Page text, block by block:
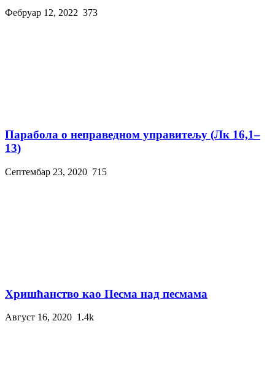
Фебруар 12, 2022 373
Парабола о неправедном управитељу (Лк 16,1–
13)
Септембар 23, 2020 715
Хришћанство као Песма над песмама
Август 16, 2020 1.4k